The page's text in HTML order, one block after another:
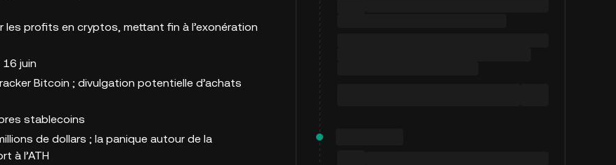
profits en cryptos, mettant fin à l’exonération
juin
Bitcoin ; divulgation potentielle d’achats
stablecoins
de dollars ; la panique autour de la
à l’ATH